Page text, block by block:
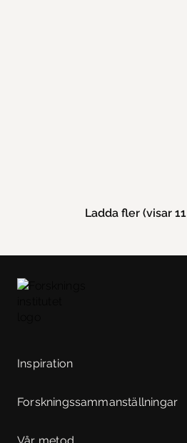
Ladda fler (visar 11
Inspiration
Forskningssammanställningar